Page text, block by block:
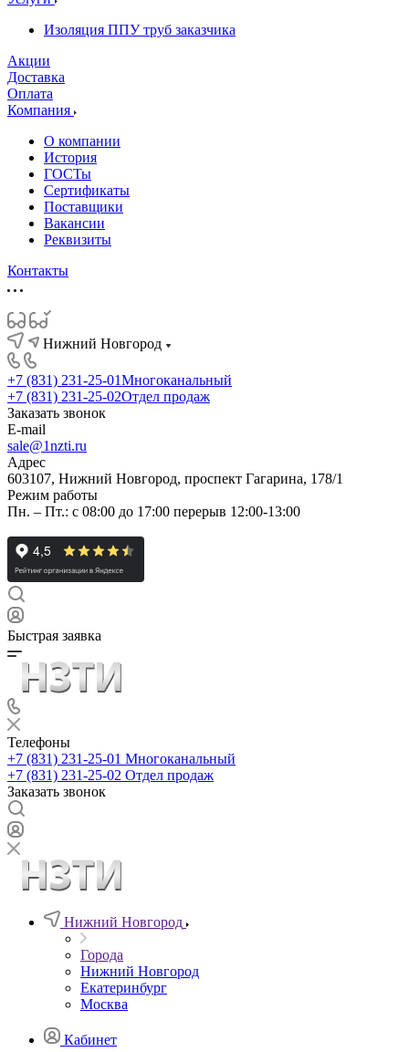
Изоляция ППУ труб заказчика
Акции
Доставка
Оплата
Компания
О компании
История
ГОСТы
Сертификаты
Поставщики
Вакансии
Реквизиты
Контакты
Нижний Новгород
+7 (831) 231-25-01Многоканальный
+7 (831) 231-25-02Отдел продаж
Заказать звонок
E-mail
sale@1nzti.ru
Адрес
603107, Нижний Новгород, проспект Гагарина, 178/1
Режим работы
Пн. – Пт.: с 08:00 до 17:00 перерыв 12:00-13:00
Быстрая заявка
Телефоны
+7 (831) 231-25-01 Многоканальный
+7 (831) 231-25-02 Отдел продаж
Заказать звонок
Нижний Новгород
Города
Нижний Новгород
Екатеринбург
Москва
Кабинет